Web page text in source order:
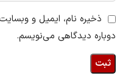
ذخیره نام، ایمیل و
دوباره دیدگاهی می‌نویسم.